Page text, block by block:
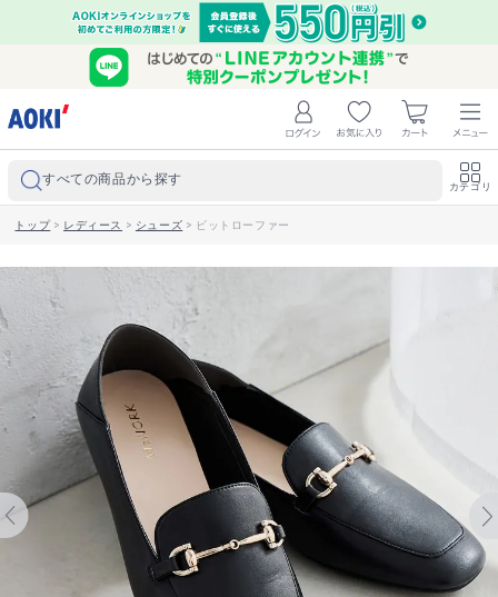
すべての商品から探す カテゴリ
トップ> レディース > シューズ > ビットローファー